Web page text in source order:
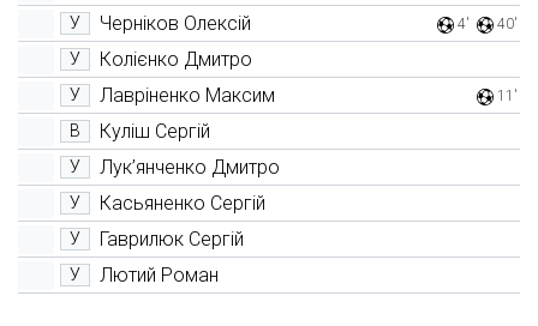
У Черніков Олексій 4' 40'
У Колієнко Дмитро
У Лавріненко Максим 11'
В Куліш Сергій
У Лук’янченко Дмитро
У Касьяненко Сергій
У Гаврилюк Сергій
У Лютий Роман